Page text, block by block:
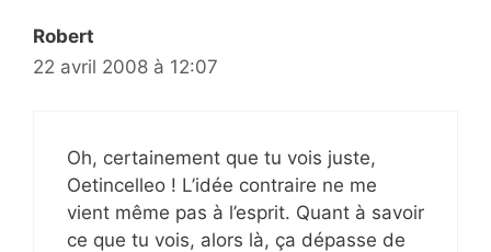
Robert
22 avril 2008 à 12:07
Oh, certainement que tu vois juste,
Oetincelleo ! L’idée contraire ne me
vient même pas à l’esprit. Quant à savoir
ce que tu vois, alors là, ça dépasse de